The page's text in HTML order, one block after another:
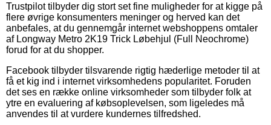
Trustpilot tilbyder dig stort set fine muligheder for at kigge på
flere øvrige konsumenters meninger og herved kan det
anbefales, at du gennemgår internet webshoppens omtaler
af Longway Metro 2K19 Trick Løbehjul (Full Neochrome)
forud for at du shopper.
Facebook tilbyder tilsvarende rigtig hæderlige metoder til at
få et kig ind i internet virksomhedens popularitet. Foruden
det ses en række online virksomheder som tilbyder folk at
ytre en evaluering af købsoplevelsen, som ligeledes må
anvendes til at vurdere kundernes tilfredshed.